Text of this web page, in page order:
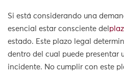
Si está considerando una
esencial estar consciente del
estado. Este plazo legal
dentro del cual puede presentar
incidente. No cumplir con este